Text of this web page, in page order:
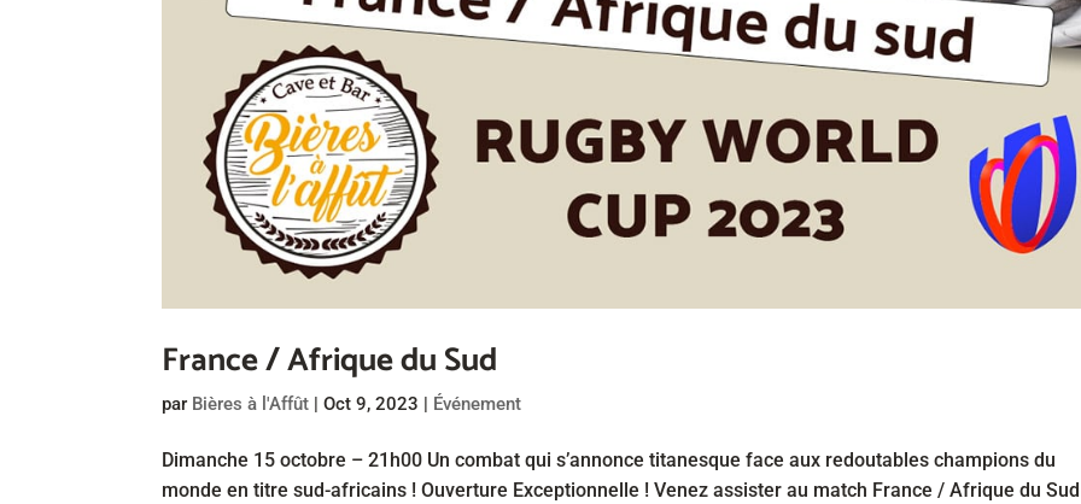
France / Afrique du Sud
par Bières à l'Affût |Oct 9, 2023 | Événement
Dimanche 15 octobre – 21h00 Un combat qui s’annonce titanesque face aux redoutables champions du
monde en titre sud-africains ! Ouverture Exceptionnelle ! Venez assister au match France / Afrique du Sud